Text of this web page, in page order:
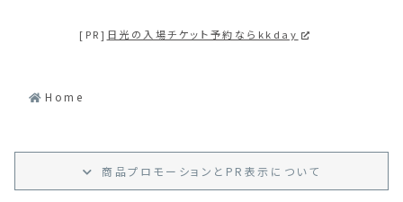
[PR] 日光の入場チケット予約ならkkday
Home
商品プロモーション と PR 表示 について